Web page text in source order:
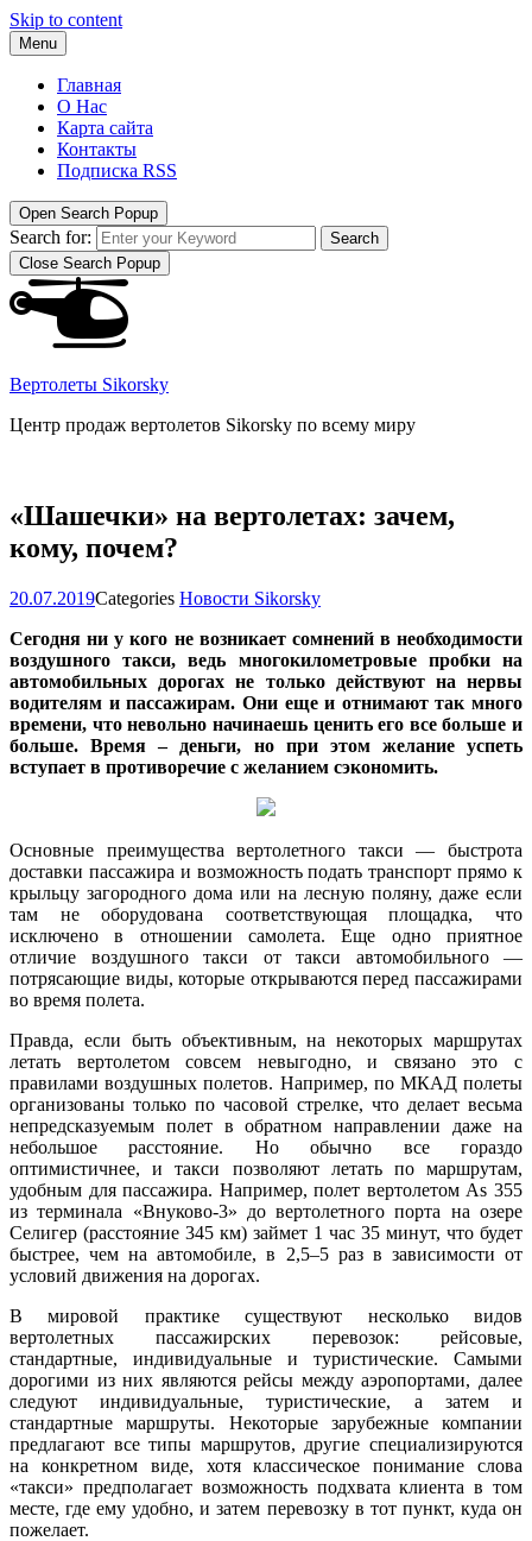
Skip to content
Menu
Главная
О Нас
Карта сайта
Контакты
Подписка RSS
Open Search Popup
Search for:
Search
Close Search Popup
Вертолеты Sikorsky
Центр продаж вертолетов Sikorsky по всему миру
«Шашечки» на вертолетах: зачем,
кому, почем?
20.07.2019Categories Новости Sikorsky
Сегодня ни у кого не возникает сомнений в необходимости
воздушного такси, ведь многокилометровые пробки на
автомобильных дорогах не только действуют на нервы
водителям и пассажирам. Они еще и отнимают так много
времени, что невольно начинаешь ценить его все больше и
больше. Время – деньги, но при этом желание успеть
вступает в противоречие с желанием сэкономить.
Основные преимущества вертолетного такси — быстрота
доставки пассажира и возможность подать транспорт прямо к
крыльцу загородного дома или на лесную поляну, даже если
там не оборудована соответствующая площадка, что
исключено в отношении самолета. Еще одно приятное
отличие воздушного такси от такси автомобильного —
потрясающие виды, которые открываются перед пассажирами
во время полета.
Правда, если быть объективным, на некоторых маршрутах
летать вертолетом совсем невыгодно, и связано это с
правилами воздушных полетов. Например, по МКАД полеты
организованы только по часовой стрелке, что делает весьма
непредсказуемым полет в обратном направлении даже на
небольшое расстояние. Но обычно все гораздо
оптимистичнее, и такси позволяют летать по маршрутам,
удобным для пассажира. Например, полет вертолетом As 355
из терминала «Внуково-3» до вертолетного порта на озере
Селигер (расстояние 345 км) займет 1 час 35 минут, что будет
быстрее, чем на автомобиле, в 2,5–5 раз в зависимости от
условий движения на дорогах.
В мировой практике существуют несколько видов
вертолетных пассажирских перевозок: рейсовые,
стандартные, индивидуальные и туристические. Самыми
дорогими из них являются рейсы между аэропортами, далее
следуют индивидуальные, туристические, а затем и
стандартные маршруты. Некоторые зарубежные компании
предлагают все типы маршрутов, другие специализируются
на конкретном виде, хотя классическое понимание слова
«такси» предполагает возможность подхвата клиента в том
месте, где ему удобно, и затем перевозку в тот пункт, куда он
пожелает.